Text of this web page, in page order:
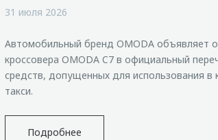
31 июля 2026
Автомобильный бренд OMODA объявляет
кроссовера OMODA C7 в официальный
средств, допущенных для использования в
такси.
Подробнее